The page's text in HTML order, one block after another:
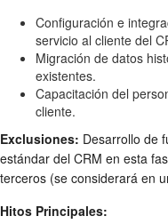
Configuración e
servicio al cliente del
Migración de datos
existentes.
Capacitación del
cliente.
Exclusiones: Desarrollo de
estándar del CRM en esta
terceros (se considerará en
Hitos Principales: